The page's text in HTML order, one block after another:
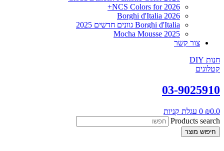
NCS Colors for 2026+
Borghi d'Italia 2026
Borghi d'Italia גוונים חדשים 2025
Mocha Mousse 2025
צור קשר
חנות DIY
קטלוגים
03-9025910
₪0.0
0 עגלת קניות
Products search
חיפוש מוצר